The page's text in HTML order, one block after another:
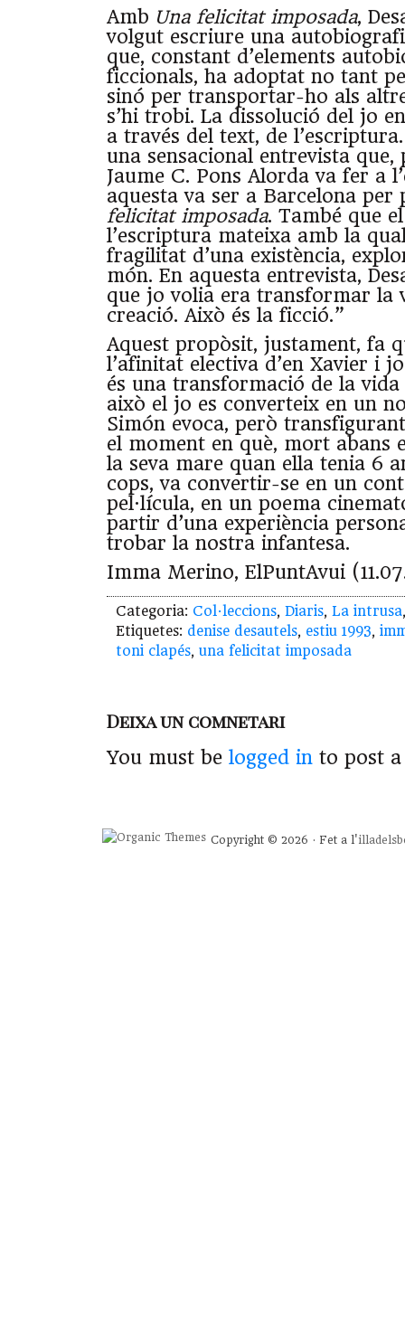
Amb Una felicitat imposada,
volgut escriure una
que, constant d’elements
ficcionals, ha adoptat no tant
sinó per transportar-ho als
s’hi trobi. La dissolució del jo
a través del text, de
una sensacional entrevista
Jaume C. Pons Alorda va fer a
aquesta va ser a Barcelona
felicitat imposada. També que
l’escriptura mateixa amb la
fragilitat d’una existència,
món. En aquesta entrevista,
que jo volia era transformar la
creació. Això és la ficció.”
Aquest propòsit, justament, fa
l’afinitat electiva d’en Xavier i
és una transformació de la
això el jo es converteix en un
Simón evoca, però
el moment en què, mort abans
la seva mare quan ella tenia 6
cops, va convertir-se en un
pel·lícula, en un poema
partir d’una experiència
trobar la nostra infantesa.
Imma Merino, ElPuntAvui
Categoria: Col·leccions, Diaris, La intrusa
Etiquetes: denise desautels, estiu 1993,
toni clapés, una felicitat imposada
Deixa un comnetari
You must be logged in to post
Copyright © 2026 · Fet a l'